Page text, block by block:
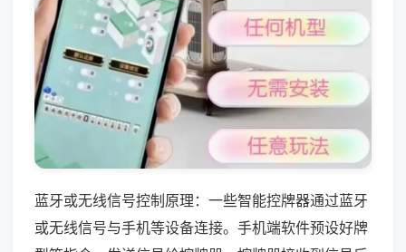
蓝牙或无线信号控制原理：一些智能控牌器通过蓝牙
或无线信号与手机等设备连接。手机端软件预设好牌